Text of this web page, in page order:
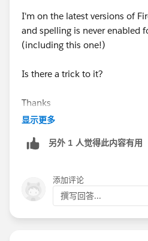
I'm on the latest versions of
and spelling is never enabled
(including this one!)
Is there a trick to it?
Thanks
显示更多
另外 1 人觉得此内容有用
添加评论
撰写回答...